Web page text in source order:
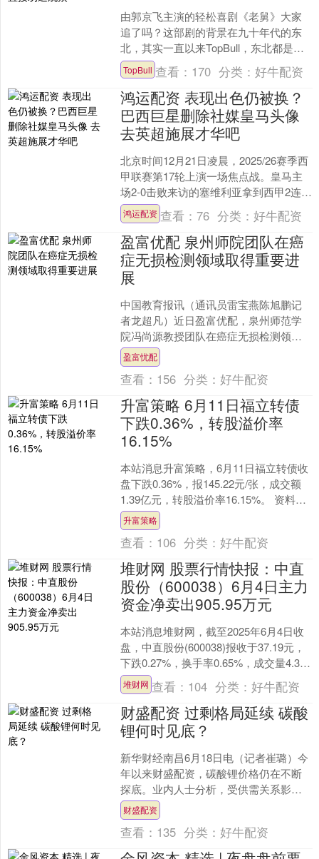
由郭京飞主演的轻松喜剧《老舅》大家
追了吗？这部剧的背景在九十年代的东
北，其实一直以来TopBull，东北都是一
个很神奇的存在，看似发展落后，但却
总是能够走在时代....
TopBull 查看： 170 分类：好牛配资
鸿运配资 表现出色仍被换？
巴西巨星删除社媒皇马头像
去英超施展才华吧
北京时间12月21日凌晨，2025/26赛季西
甲联赛第17轮上演一场焦点战。皇马主
场2-0击败来访的塞维利亚拿到西甲2连胜
和各项赛事3连胜。此役，巴西巨星维尼
修....
鸿运配资 查看：76 分类：好牛配资
盈富优配 泉州师院团队在癌
症无损检测领域取得重要进
展
中国教育报讯（通讯员雷宝燕陈旭鹏记
者龙超凡）近日盈富优配，泉州师范学
院冯尚源教授团队在癌症无损检测领域
取得系列重要突破，5项研究成果相继发
表于Laser&Pho....
盈富忧配
查看： 156 分类：好牛配资
升富策略 6月11日福立转债
下跌0.36%，转股溢价率
16.15%
本站消息升富策略，6月11日福立转债收
盘下跌0.36%，报145.22元/张，成交额
1.39亿元，转股溢价率16.15%。 资料显
示，福立转债信用级别为“AA-....
升富策略
查看： 106 分类：好牛配资
堆财网 股票行情快报：中直
股份（600038）6月4日主力
资金净卖出905.95万元
本站消息堆财网，截至2025年6月4日收
盘，中直股份(600038)报收于37.19元，
下跌0.27%，换手率0.65%，成交量4.34
万手，成交额1.61亿元....
堆财网 查看： 104 分类：好牛配资
财盛配资 过剩格局延续 碳酸
锂何时见底？
新华财经南昌6月18日电（记者崔璐）今
年以来财盛配资，碳酸锂价格仍在不断
探底。业内人士分析，受供需关系影
响，碳酸锂价格下行周期尚未结束。预
计直至相对高成本的矿山....
财盛配资
查看： 135 分类：好牛配资